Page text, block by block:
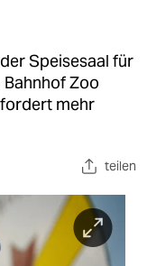
Speisesaal für
Zoo
mehr
teilen